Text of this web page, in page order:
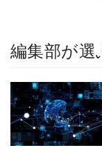
編集部が選